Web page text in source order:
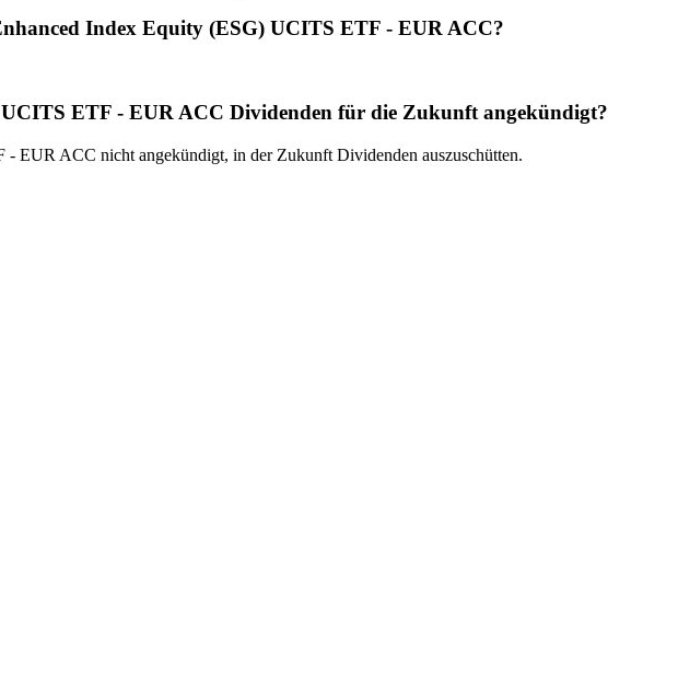
Index Equity (ESG) UCITS ETF - EUR ACC?
ETF - EUR ACC Dividenden für die Zukunft angekündigt?
EUR ACC nicht angekündigt, in der Zukunft Dividenden auszuschütten.